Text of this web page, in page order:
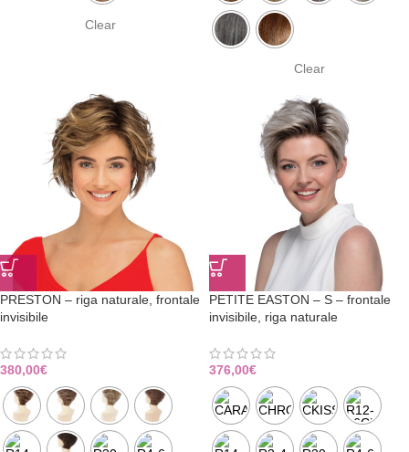
Clear
Clear
PRESTON – riga naturale, frontale
invisibile
380,00€
PETITE EASTON – S – frontale
invisibile, riga naturale
376,00€